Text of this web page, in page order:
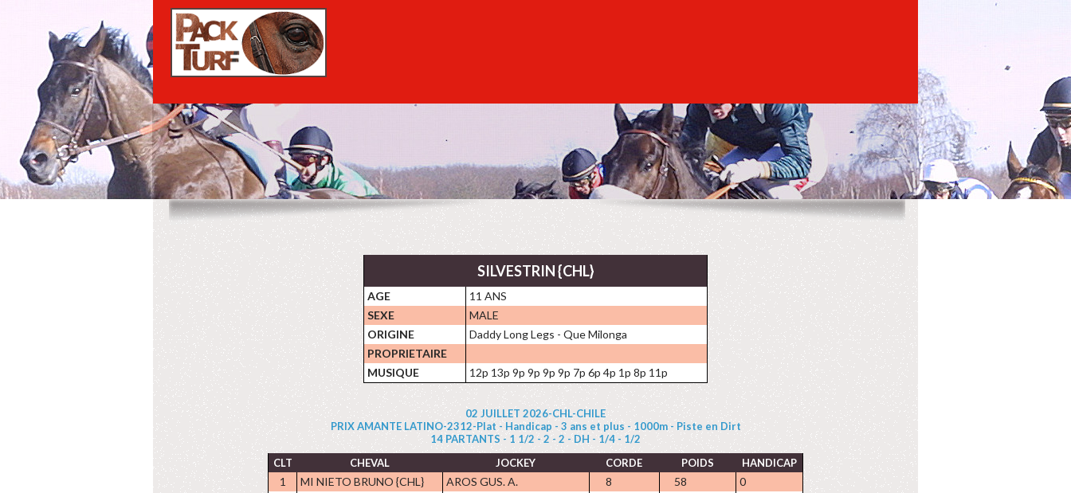
SILVESTRIN {CHL}
AGE
11 ANS
SEXE
MALE
ORIGINE
Daddy Long Legs - Que Milonga
PROPRIETAIRE
MUSIQUE
12p 13p 9p 9p 9p 9p 7p 6p 4p 1p 8p 11p
02 JUILLET 2026-CHL-CHILE
PRIX AMANTE LATINO-2312-Plat - Handicap - 3 ans et plus - 1000m - Piste en Dirt
14 PARTANTS - 1 1/2 - 2 - 2 - DH - 1/4 - 1/2
CLT
CHEVAL JOCKEY CORDE POIDS HANDICAP
1 MI NIETO BRUNO {CHL} AROS GUS. A. 8 58
0